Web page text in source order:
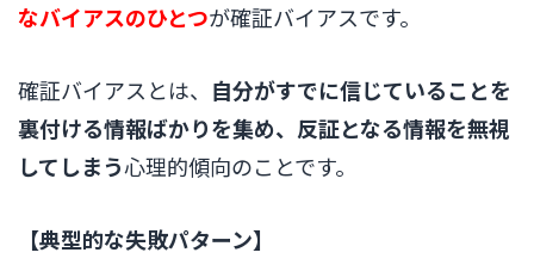
なバイアスのひとつが確証バイアスです。
確証バイアスとは、 自分がすでに信じていることを
裏付ける情報ばかりを集め、反証となる情報を無視
してしまう心理的傾向のことです。
【典型的な失敗パターン】